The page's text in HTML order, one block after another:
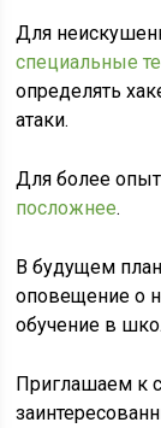
Для
специальные
определять
атаки.
Для более
посложнее.
В будущем
оповещение о
обучение в
Приглашаем к